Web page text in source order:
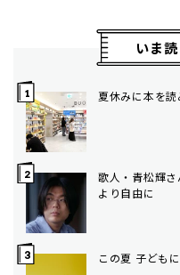
いま
夏休みに本を
歌人・青松輝
より自由に
この夏 子ども